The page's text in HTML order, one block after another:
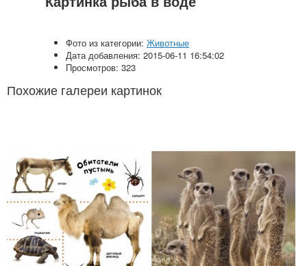
Фото из категории: Животные
Дата добавления: 2015-06-11 16:54:02
Просмотров: 323
Похожие галереи картинок